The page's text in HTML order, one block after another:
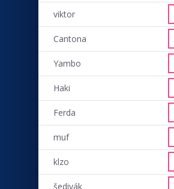
viktor
Cantona
Yambo
Haki
Ferda
muf
klzo
šedivák